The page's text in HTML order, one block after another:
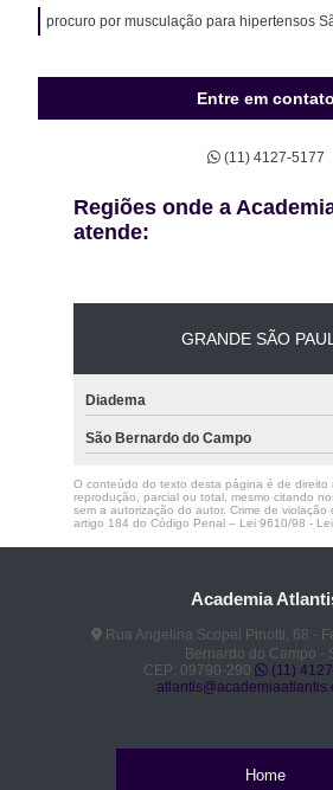
procuro por musculação para hipertensos
Entre em contato
(11) 4127-5177
Regiões onde a
atende:
GRANDE SÃO
Diadema
São Bernardo do Campo
O conteúdo do texto desta página é de direito
reprodução, parcial ou total, mesmo citando
sem a autorização do autor. Crime de violação
artigo 184 do Código Penal – Lei 9610/98 -
Academia
Rua Angelina Scopel Pinotti, 68 -
Bernardo do Campo -
CEP: 09790-290
(11)
Home